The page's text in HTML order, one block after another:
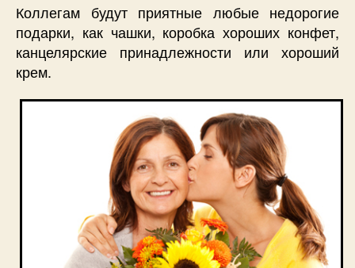
Коллегам будут приятные любые недорогие
подарки, как чашки, коробка хороших конфет,
канцелярские принадлежности или хороший
крем.